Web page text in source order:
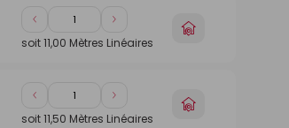
Diminuer
de
Augmenter
de
soit11,00 Mètres Linéaires
Choisir
Diminuer
de
Augmenter
de
soit11,50 Mètres Linéaires
Choisir